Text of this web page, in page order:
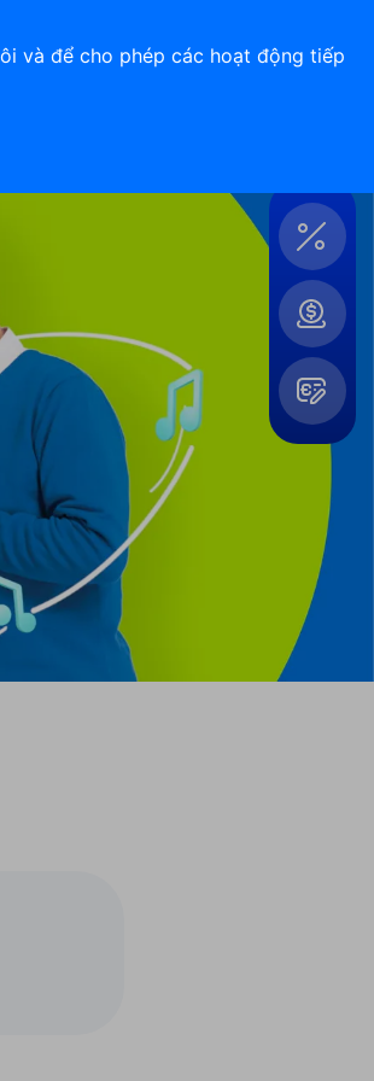
Tiện
ích
Mở
và để cho phép các hoạt động tiếp